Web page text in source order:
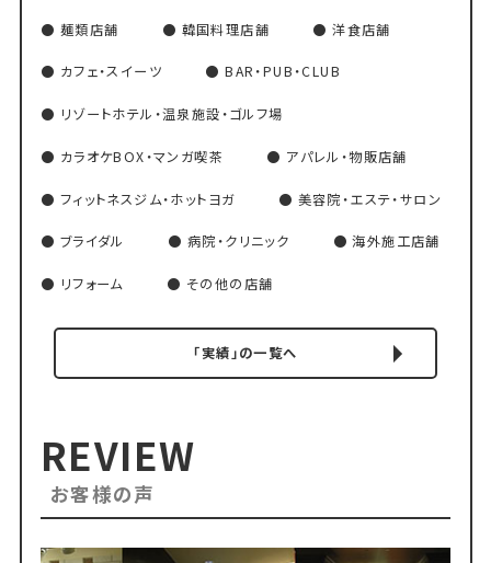
麺類店舗 韓国料理店舗 洋食店舗
カフェ・スイーツ BAR・PUB・CLUB
リゾートホテル・温泉施設・ゴルフ場
カラオケBOX・マンガ喫茶 アパレル・物販店舗
フィットネスジム・ホットヨガ 美容院・エステ・サロン
ブライダル 病院・クリニック 海外施工店舗
リフォーム その他の店舗
「実績」の一覧へ
REVIEW
お客様の声